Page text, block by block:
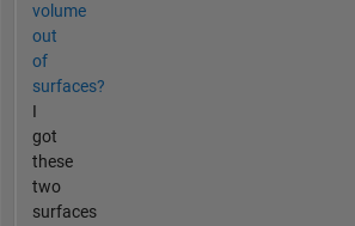
volume
out
of
surfaces?
I
got
these
two
surfaces